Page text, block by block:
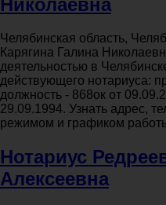
Николаевна
Челябинская область,
Карягина Галина
деятельностью в
действующего нотариуса:
должность - 868ок от
29.09.1994. Узнать адрес,
режимом и графиком
Нотариус
Алексеевна